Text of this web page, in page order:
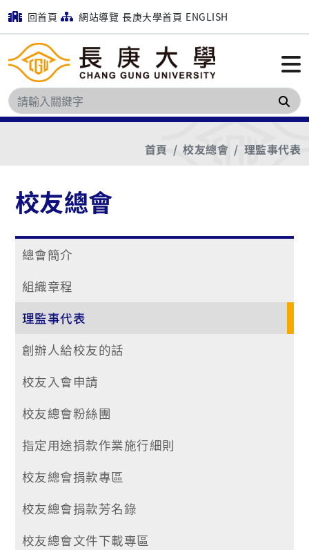
回首頁 網站導覽 長庚大學首頁 ENGLISH
搜
首頁 校友總會 理監事代表
校友總會
總會簡介
組織章程
理監事代表
創辦人給校友的話
校友入會申請
校友總會粉絲團
指定用途捐款作業施行細則
校友總會捐款專區
校友總會捐款芳名錄
校友總會文件下載專區